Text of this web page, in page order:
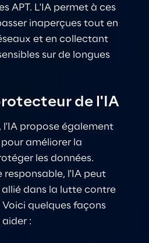
APT. L'IA permet à ces
inaperçues tout en
et en collectant
sur de longues
de l'IA
l'IA propose également
améliorer la
les données.
responsable, l'IA peut
dans la lutte contre
Voici quelques façons
: